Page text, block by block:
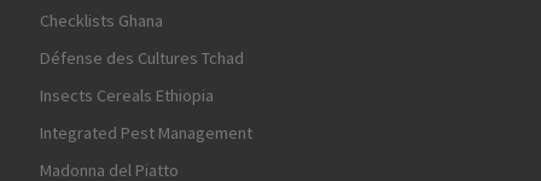
Checklists Ghana
Défense des Cultures Tchad
Insects Cereals Ethiopia
Integrated Pest Management
Madonna del Piatto